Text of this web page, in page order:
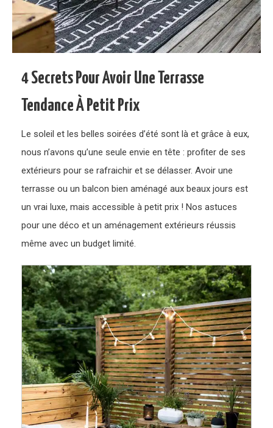
4 Secrets Pour Avoir Une Terrasse
Tendance À Petit Prix
Le soleil et les belles soirées d’été sont là et grâce à eux,
nous n’avons qu’une seule envie en tête : profiter de ses
extérieurs pour se rafraichir et se délasser. Avoir une
terrasse ou un balcon bien aménagé aux beaux jours est
un vrai luxe, mais accessible à petit prix ! Nos astuces
pour une déco et un aménagement extérieurs réussis
même avec un budget limité.